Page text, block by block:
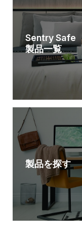
Sentry Safe
製品一覧
製品を探す